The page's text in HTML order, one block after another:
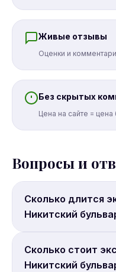
Живые отзывы
Оценки и
Без скрытых
Цена на сайте =
Вопросы и
Сколько длится
Никитский
Продолжительность:
Сколько стоит
Никитский